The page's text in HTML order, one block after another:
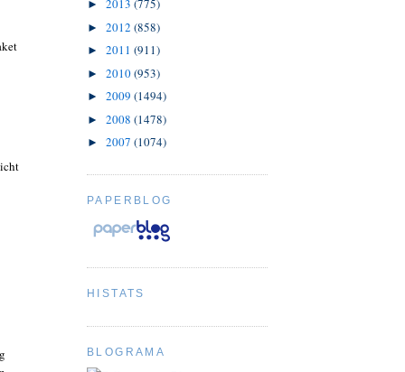
► 2013 (775)
► 2012 (858)
► 2011 (911)
► 2010(953)
► 2009 (1494)
► 2008 (1478)
► 2007 (1074)
PAPERBLOG
HISTATS
BLOGRAMA